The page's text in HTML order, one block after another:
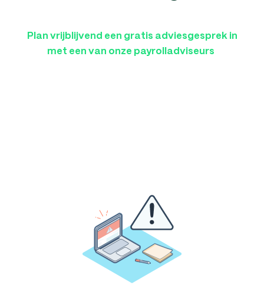
Plan vrijblijvend een gratis adviesgesprek in
met een van onze payrolladviseurs